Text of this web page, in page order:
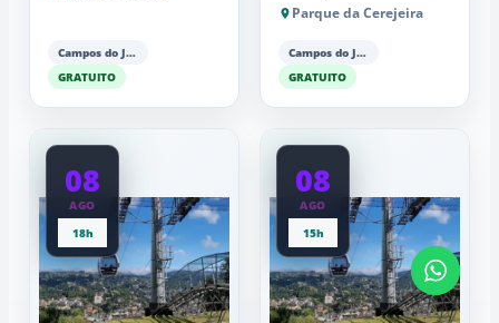
Campos do Jordão
GRATUITO
Parque da Cerejeira
Campos do Jordão
GRATUITO
08
AGO
18h
08
AGO
15h